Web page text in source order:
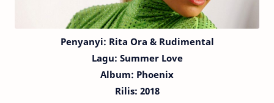
Penyanyi: Rita Ora & Rudimental
Lagu: Summer Love
Album: Phoenix
Rilis: 2018